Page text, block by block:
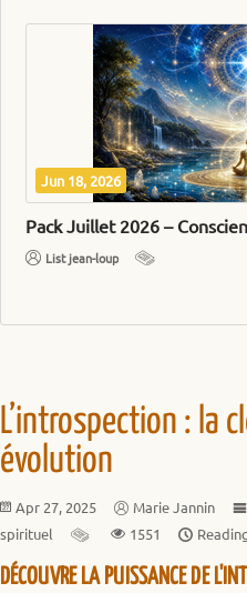
May 20, 2026
Juin 2026 : Lumière,
Intérieure
Jean-Loup List
L’introspection : la
évolution
Apr 27, 2025 Marie Jannin
spirituel
1551
DÉCOUVRE LA PUISSANCE DE